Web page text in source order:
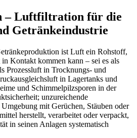
– Luftfiltration für die
Getränkeindustrie
ist Luft ein Rohstoff,
Kontakt kommen kann – sei es als
Prozessluft in Trocknungs- und
in Lagertanks und
und Schimmelpilzsporen in der
unzureichende
mit Gerüchen, Stäuben oder
herstellt, verarbeitet oder verpackt,
in seinen Anlagen systematisch